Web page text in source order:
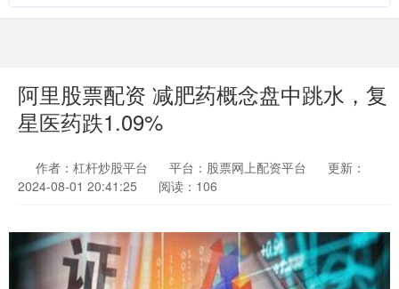
阿里股票配资 减肥药概念盘中跳水，复
星医药跌1.09%
作者：杠杆炒股平台 平台：股票网上配资平台
更新：
2024-08-01 20:41:25
阅读：106